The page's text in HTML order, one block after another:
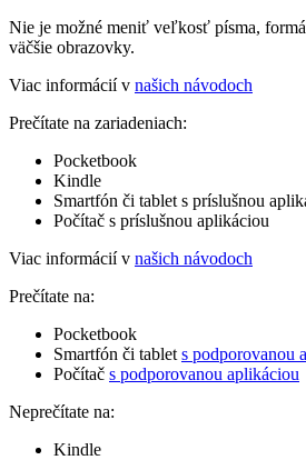
Nie je možné meniť veľkosť písma,
väčšie obrazovky.
Viac informácií v našich návodoch
Prečítate na zariadeniach:
Pocketbook
Kindle
Smartfón či tablet s príslušnou
Počítač s príslušnou aplikáciou
Viac informácií v našich návodoch
Prečítate na:
Pocketbook
Smartfón či tablet s podporovanou
Počítač s podporovanou aplikáciou
Neprečítate na:
Kindle